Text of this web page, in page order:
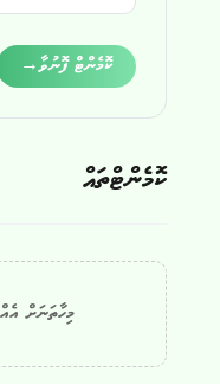
ކޮމެންޓް ފޮނުވާ→
ކޮމެންޓްތައް
މިހާތަނަށް